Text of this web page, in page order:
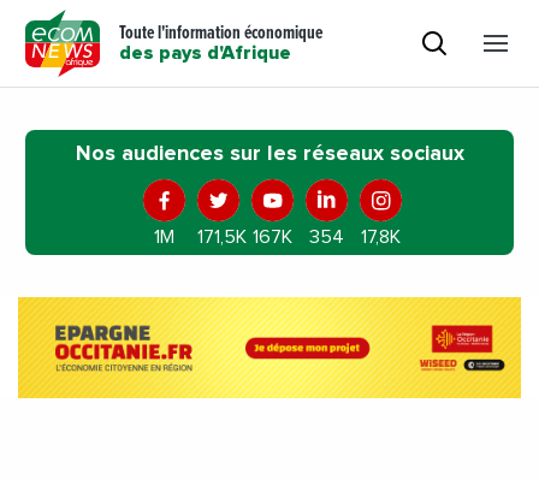
Toute l'information économique
des pays d'Afrique
Nos audiences sur les réseaux sociaux
1M 171,5K 167K 354 17,8K